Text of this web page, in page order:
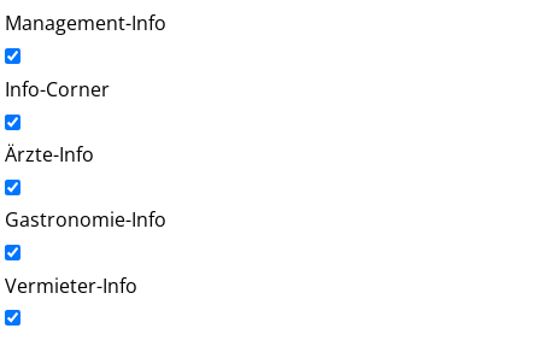
Management-Info
Info-Corner
Ärzte-Info
Gastronomie-Info
Vermieter-Info